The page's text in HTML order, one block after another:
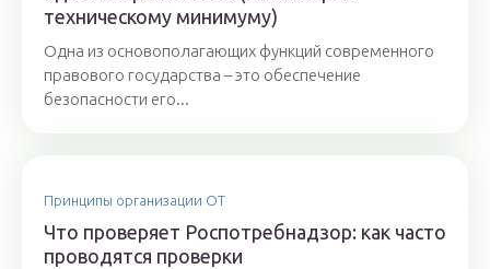
техническому минимуму)
Одна из основополагающих функций современного
правового государства – это обеспечение
безопасности его...
Принципы организации ОТ
Что проверяет Роспотребнадзор: как часто
проводятся проверки